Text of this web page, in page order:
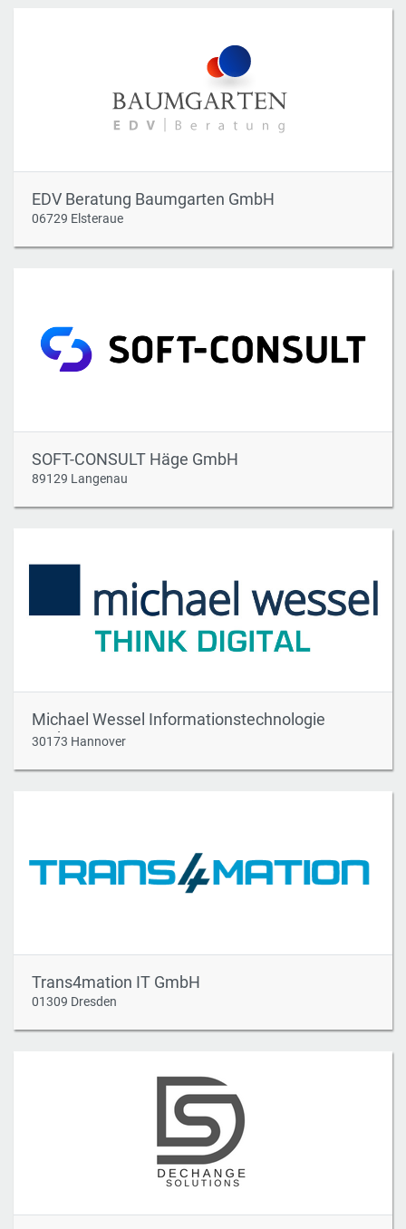
EDV Beratung Baumgarten GmbH
06729 Elsteraue
SOFT-CONSULT Häge GmbH
89129 Langenau
Michael Wessel Informationstechnologie
GmbH
30173 Hannover
Trans4mation IT GmbH
01309 Dresden